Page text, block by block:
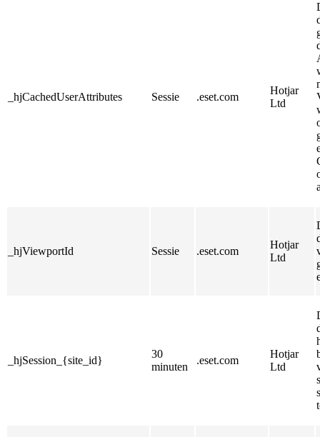
_hjCachedUserAttributes Sessie .eset.com
Hotjar
Ltd
_hjViewportId Sessie .eset.com
Hotjar
Ltd
_hjSession_{site_id}
30
minuten
.eset.com
Hotjar
Ltd